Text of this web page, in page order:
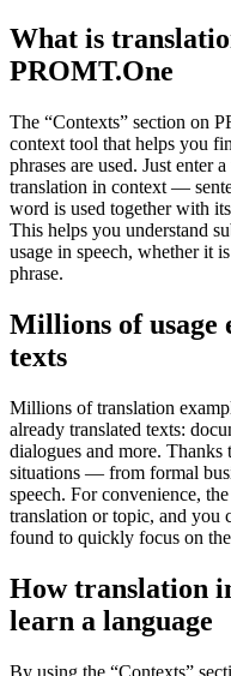
What is
PROMT.One
The “Contexts” section on
context tool that helps you
phrases are used. Just enter
translation in context —
word is used together with
This helps you understand
usage in speech, whether it
phrase.
Millions of usage
texts
Millions of translation
already translated texts:
dialogues and more.
situations — from formal
speech. For convenience,
translation or topic, and you
found to quickly focus on
How translation
learn a language
By using the “Contexts”